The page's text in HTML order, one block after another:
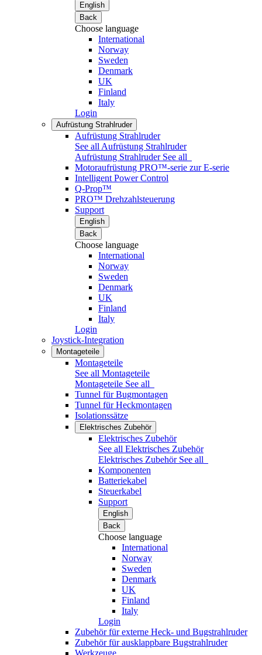
English
Back
Choose language
International
Norway
Sweden
Denmark
UK
Finland
Italy
Login
Aufrüstung Strahlruder
Aufrüstung Strahlruder
See all Aufrüstung Strahlruder
Aufrüstung Strahlruder See all
Motoraufrüstung PRO™-serie zur E-serie
Intelligent Power Control
Q-Prop™
PRO™ Drehzahlsteuerung
Support
English
Back
Choose language
International
Norway
Sweden
Denmark
UK
Finland
Italy
Login
Joystick-Integration
Montageteile
Montageteile
See all Montageteile
Montageteile See all
Tunnel für Bugmontagen
Tunnel für Heckmontagen
Isolationssätze
Elektrisches Zubehör
Elektrisches Zubehör
See all Elektrisches Zubehör
Elektrisches Zubehör See all
Komponenten
Batteriekabel
Steuerkabel
Support
English
Back
Choose language
International
Norway
Sweden
Denmark
UK
Finland
Italy
Login
Zubehör für externe Heck- und Bugstrahlruder
Zubehör für ausklappbare Bugstrahlruder
Werkzeuge